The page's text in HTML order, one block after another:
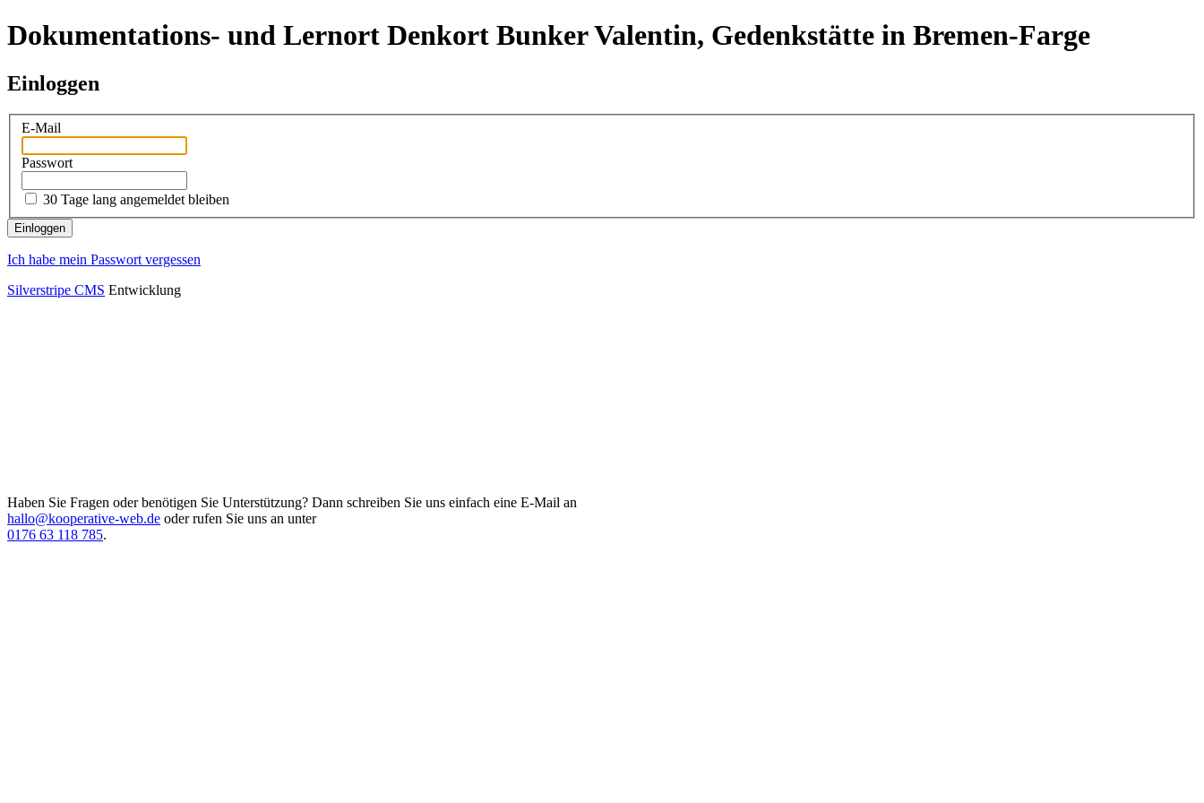
Dokumentations- und Lernort Denkort Bunker Valentin, Gedenkstätte in Bremen-Farge
Einloggen
E-Mail
Passwort
30 Tage lang angemeldet bleiben
Ich habe mein Passwort vergessen
Silverstripe CMS Entwicklung
Haben Sie Fragen oder benötigen Sie Unterstützung? Dann schreiben Sie uns einfach eine E-Mail an
hallo@kooperative-web.de oder rufen Sie uns an unter
0176 63 118 785.